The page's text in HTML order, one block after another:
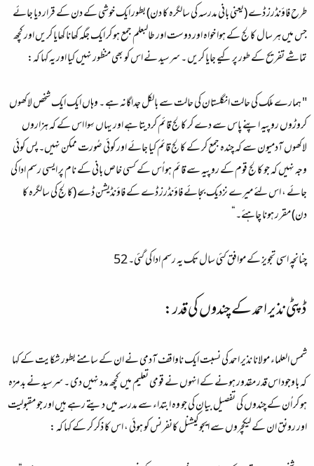
طرح فاؤنڈرز ڈے (یعنی بانی مدرسہ کی سالگرہ کا دن) بطور ایک خوشی کے دن کے قرار دیا جائے
جس میں ہر سال کالج کے ہوا خواہ اور دوست اور طالبعلم جمع ہو کر ایک جگہ کھانا کھایا کریں اور کچھ
تماشے تفریح کے طور پر کیے جایا کریں ۔ سرسید نے اس کو بھی منظور نہیں کیا اور یہ کہا کہ:
" ہمارے ملک کی حالت انگلستان کی حالت سے بالکل جداگانہ ہے ۔ وہاں ایک ایک شخص لاکھوں
کروڑوں روپیہ اپنے پاس سے دے کر کالج قائم کردیتا ہے اور یہاں سِوا اس کے کہ ہزاروں
لاکھوں آدمیون سے کہ چندہ جمع کر کے کالج قائم کیا جائے اور کوئی صُورت ممکن نہیں۔ پس کوئی
وجہ نہیں کہ جو کالج قوم کے روپیہ سے قائم ہو اُس کے کسی خاص بانی کے نام پر ایسی رسم ادا کی
جائے ، اس لئے میرے نزدیک بجائے فاؤنڈرز ڈے کے فاؤنڈیشن ڈے (کالج کی سالگرہ کا
دن) مقرر ہونا چاہئے۔“
چنانچہ اسی تجویز کے موافق کئی سال تک یہ رسم ادا کی گئی۔ 52
ڈپٹی نذیر احمد کے چندوں کی قدر:
شمس العلماء مولانا نذیر احمد کی نسبت ایک ناواقف آدمی نے ان کے سامنے بطور شکایت کے کہا
کہ باوجود اس قدر مقدور ہونے کے انہوں نے قومی تعلیم میں کچھ مدد نہیں دی ۔ سرسید نے بدمزہ
ہو کر اُن کے چندوں کی تفصیل بیان کی جو وہ ابتداء سے مدرسہ میں دیتے رہے ہیں اور جو مقبولیت
اور رونق ان کے لیکچروں سے ایجوکیشنل کانفرنس کو ہوئی ، اس کا ذکر کر کے کہا کہ :